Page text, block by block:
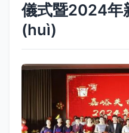
儀式暨2024年
(huì)